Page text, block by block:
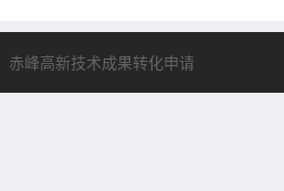
赤峰高新技术成果转化申请